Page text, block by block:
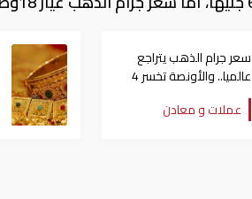
سعر جرام الذهب يتراجع
عالميا.. والأونصة تخسر 4
دولارات جدد
عملات و معادن